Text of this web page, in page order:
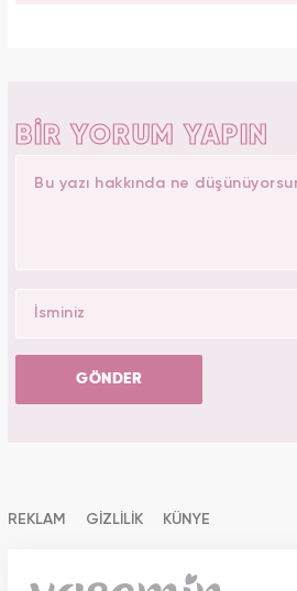
BİR YORUM YAPIN
GÖNDER
REKLAM GİZLİLİK KÜNYE